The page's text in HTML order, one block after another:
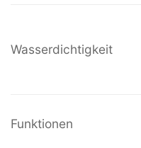
Wasserdichtigkeit
Funktionen